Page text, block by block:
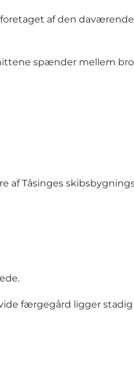
af den
spænder mellem
af Tåsinges
færgegård ligger